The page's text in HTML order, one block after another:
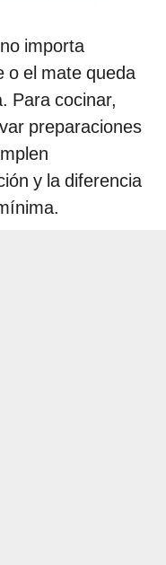
importa
o el mate queda
Para cocinar,
preparaciones
y la diferencia